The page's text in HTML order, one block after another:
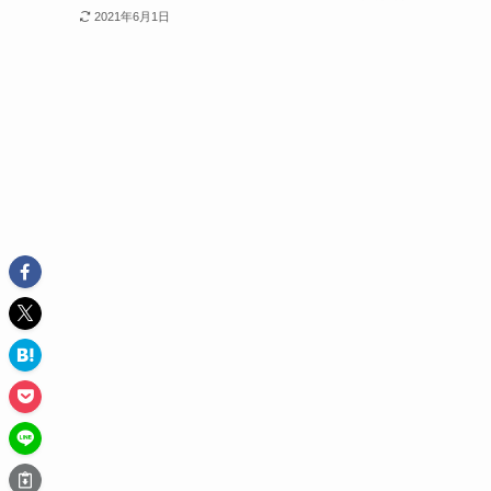
2021年6月1日